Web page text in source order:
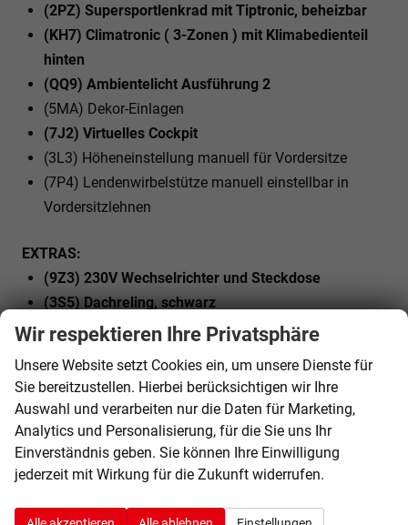
(2PZ) Supersportlenkrad mit Tiptronic, beheizbar
(KH7) Climatronic ( 3-Zonen ) mit Klimabedienteil
hinten
(QQ9) Ambientelicht Ausführung 2
(5MA) Dekor-Einlagen
(7J2) Virtuelles Cockpit
(3L3) Höheneinstellung manuell für Vordersitze
(7P4) Lendenwirbelstütze manuell einstellbar in
Vordersitzlehnen
EXTRAS:
(9Z3) 230V Wechselrichter und Steckdose
(3S5) Dachreling, schwarz
(8VM) LED Rückleuchten
(J83) Reifen 245/45 R18 96W
(6E3) Mittelarmlehne vorn
(7UX) Navigationssystem-Vorbereitung (Baseline)
(N0L) Sitzbezüge in Stoff
(3GN) Variables Ladebodenkonzept
Wir respektieren Ihre Privatsphäre
Unsere Website setzt Cookies ein, um unsere Dienste für
Sie bereitzustellen. Hierbei berücksichtigen wir Ihre
Auswahl und verarbeiten nur die Daten für Marketing,
Analytics und Personalisierung, für die Sie uns Ihr
Einverständnis geben. Sie können Ihre Einwilligung
jederzeit mit Wirkung für die Zukunft widerrufen.